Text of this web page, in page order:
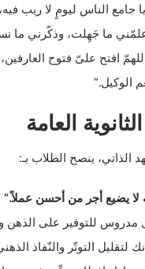
يا جامع الناس ليومٍ لا ريب
علمّني ما جَهِلت، وذكّرني ما
افتح علىّ فتوح
الوكيل.”
العامة
الذاتي، ينصح الطلاب بـ:
لا يضيع أجر من أحسن عملاً.”
مدروس للتوفير على الذهن
لتقليل التوتّر والنّفاذ